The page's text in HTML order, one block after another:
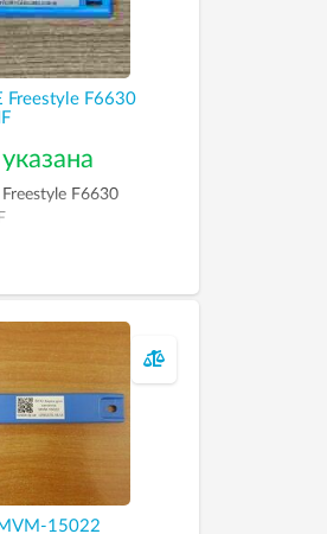
Freestyle F6630
F6630
15022